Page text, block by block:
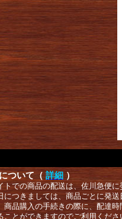
ついて（ 詳細 ）
トでの商品の配送は、佐川急便
につきましては、商品ごとに発
商品購入の手続きの際に、配達
ことができますのでご利用くださ